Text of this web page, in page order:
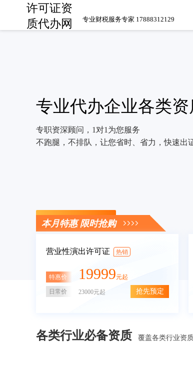
许可证资
质代办网
专业财税服务专家 17888312129
专业代办企业各类资
专职资深顾问，1对1为您服务
不跑腿，不排队，让您省时、省力，快速出
立即咨询
本月特惠 限时抢购
营业性演出许可证 热销
特惠价 19999元起
日常价 23000元起 抢先预定
各类行业必备资质 覆盖各类行业资